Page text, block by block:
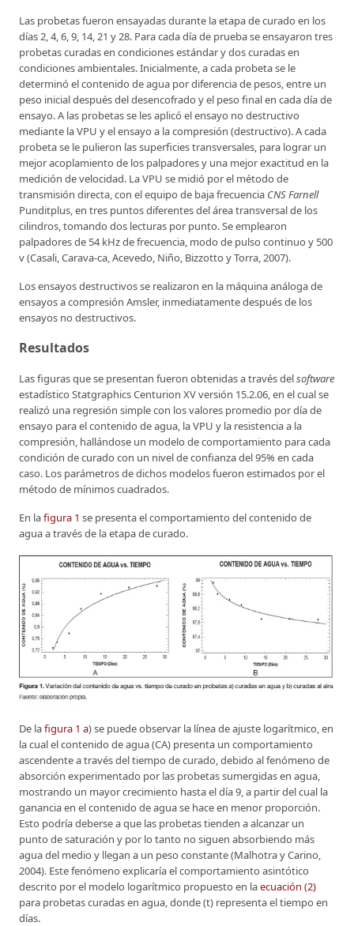
Las probetas fueron ensayadas durante la etapa de curado en los
días 2, 4, 6, 9, 14, 21 y 28. Para cada día de prueba se ensayaron tres
probetas curadas en condiciones estándar y dos curadas en
condiciones ambientales. Inicialmente, a cada probeta se le
determinó el contenido de agua por diferencia de pesos, entre un
peso inicial después del desencofrado y el peso final en cada día de
ensayo. A las probetas se les aplicó el ensayo no destructivo
mediante la VPU y el ensayo a la compresión (destructivo). A cada
probeta se le pulieron las superficies transversales, para lograr un
mejor acoplamiento de los palpadores y una mejor exactitud en la
medición de velocidad. La VPU se midió por el método de
transmisión directa, con el equipo de baja frecuencia CNS Farnell
Punditplus, en tres puntos diferentes del área transversal de los
cilindros, tomando dos lecturas por punto. Se emplearon
palpadores de 54 kHz de frecuencia, modo de pulso continuo y 500
v (Casali, Carava-ca, Acevedo, Niño, Bizzotto y Torra, 2007).
Los ensayos destructivos se realizaron en la máquina análoga de
ensayos a compresión Amsler, inmediatamente después de los
ensayos no destructivos.
Resultados
Las figuras que se presentan fueron obtenidas a través delsoftware
estadístico Statgraphics Centurion XV versión 15.2.06, en el cual se
realizó una regresión simple con los valores promedio por día de
ensayo para el contenido de agua, la VPU y la resistencia a la
compresión, hallándose un modelo de comportamiento para cada
condición de curado con un nivel de confianza del 95% en cada
caso. Los parámetros de dichos modelos fueron estimados por el
método de mínimos cuadrados.
En lafigura 1 se presenta el comportamiento del contenido de
agua a través de la etapa de curado.
De lafigura 1 a) se puede observar la línea de ajuste logarítmico, en
la cual el contenido de agua (CA) presenta un comportamiento
ascendente a través del tiempo de curado, debido al fenómeno de
absorción experimentado por las probetas sumergidas en agua,
mostrando un mayor crecimiento hasta el día 9, a partir del cual la
ganancia en el contenido de agua se hace en menor proporción.
Esto podría deberse a que las probetas tienden a alcanzar un
punto de saturación y por lo tanto no siguen absorbiendo más
agua del medio y llegan a un peso constante (Malhotra y Carino,
2004). Este fenómeno explicaría el comportamiento asintótico
descrito por el modelo logarítmico propuesto en laecuación (2)
para probetas curadas en agua, donde (t) representa el tiempo en
días.